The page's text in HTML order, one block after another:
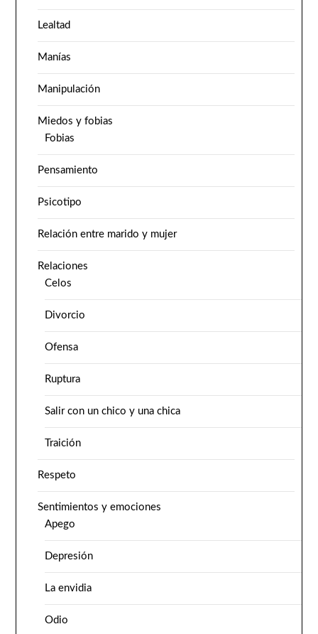
Lealtad
Manías
Manipulación
Miedos y fobias
Fobias
Pensamiento
Psicotipo
Relación entre marido y mujer
Relaciones
Celos
Divorcio
Ofensa
Ruptura
Salir con un chico y una chica
Traición
Respeto
Sentimientos y emociones
Apego
Depresión
La envidia
Odio